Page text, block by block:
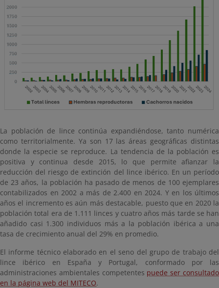
La población de lince continúa expandiéndose, tanto numérica
como territorialmente. Ya son 17 las áreas geográficas distintas
donde la especie se reproduce. La tendencia de la población es
positiva y continua desde 2015, lo que permite afianzar la
reducción del riesgo de extinción del lince ibérico. En un período
de 23 años, la población ha pasado de menos de 100 ejemplares
contabilizados en 2002 a más de 2.400 en 2024. Y en los últimos
años el incremento es aún más destacable, puesto que en 2020 la
población total era de 1.111 linces y cuatro años más tarde se han
añadido casi 1.300 individuos más a la población ibérica a una
tasa de crecimiento anual del 29% en promedio.
El informe técnico elaborado en el seno del grupo de trabajo del
lince ibérico en España y Portugal, conformado por las
administraciones ambientales competentes puede ser consultado
en la página web del MITECO.